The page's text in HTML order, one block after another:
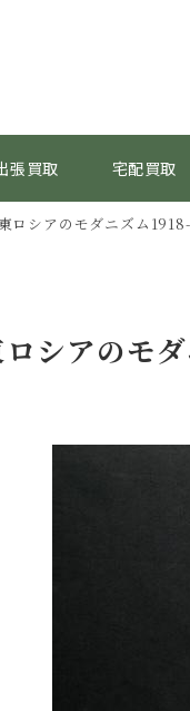
張買取 宅配買取
東ロシアのモダニズム
ロシアのモ